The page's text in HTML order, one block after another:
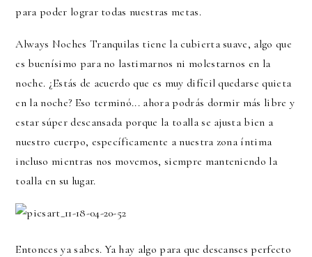
para poder lograr todas nuestras metas.
Always Noches Tranquilas tiene la cubierta suave, algo que
es buenísimo para no lastimarnos ni molestarnos en la
noche. ¿Estás de acuerdo que es muy difícil quedarse quieta
en la noche? Eso terminó... ahora podrás dormir más libre y
estar súper descansada porque la toalla se ajusta bien a
nuestro cuerpo, específicamente a nuestra zona íntima
incluso mientras nos movemos, siempre manteniendo la
toalla en su lugar.
Entonces ya sabes. Ya hay algo para que descanses perfecto